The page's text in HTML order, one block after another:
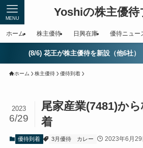
Yoshiの株主優待
MENU
ホーム 株主優待 日興在庫 優待ニュー
(8/6) 花王が株主優待を新設（他6社）
ホーム 株主優待 優待到着
尾家産業(7481)か
着
2023
6/29
優待到着 3月優待 カレー 2023年6月29